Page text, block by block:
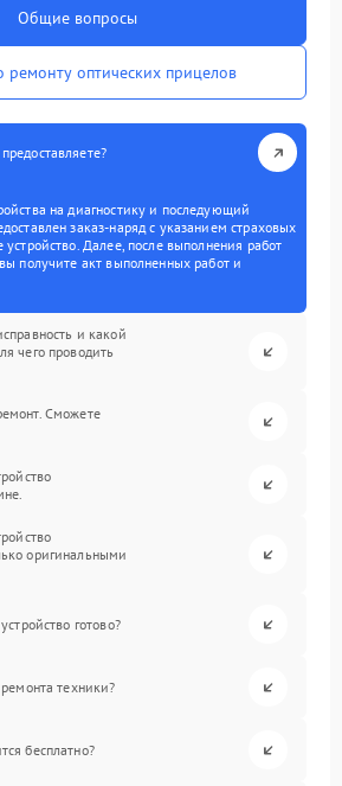
Общие вопросы
ремонту оптических прицелов
на диагностику и последующий
заказ-наряд с указанием страховых
устройство. Далее, после выполнения работ
получите акт выполненных работ и
и какой
чего проводить
Сможете
оригинальными
готово?
техники?
бесплатно?